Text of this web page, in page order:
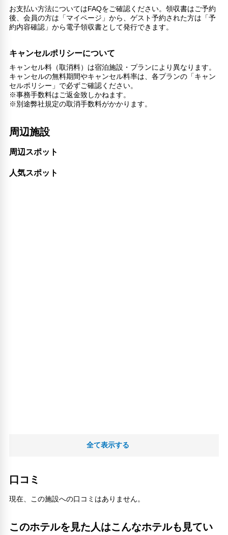
禁煙
24時間セキュリティ
コンタクトレス チェックイン/チェックアウト
コインランドリー
リネン・衣類の湯洗い
キャッシュレス支払いサービス
お支払い方法についてはFAQをご確認ください。領収書はご予約
後、会員の方は「マイページ」から、ゲスト予約された方は「予
約内容確認」から電子領収書として発行できます。
キャンセルポリシーについて
キャンセル料（取消料）は宿泊施設・プランにより異なります。
キャンセルの無料期間やキャンセル料率は、各プランの「キャン
セルポリシー」で必ずご確認ください。
※事務手数料はご返金致しかねます。
※別途弊社規定の取消手数料がかかります。
周辺施設
周辺スポット
人気スポット
全て表示する
口コミ
現在、この施設への口コミはありません。
このホテルを見た人はこんなホテルも見てい